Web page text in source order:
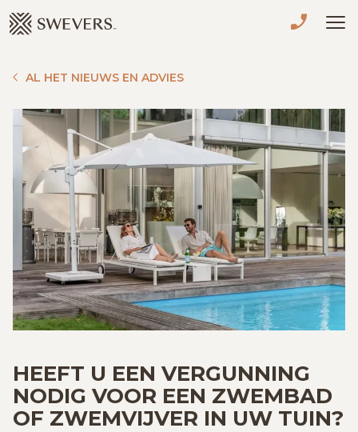
TE KOOP
TE HUUR
NIEUWBOUW
ADVIES
OVER ONS
VASTGOEDCAFÉ
GRATIS SCHATTING
AL HET NIEUWS EN ADVIES
HEEFT U EEN VERGUNNING
NODIG VOOR EEN ZWEMBAD
OF ZWEMVIJVER IN UW TUIN?